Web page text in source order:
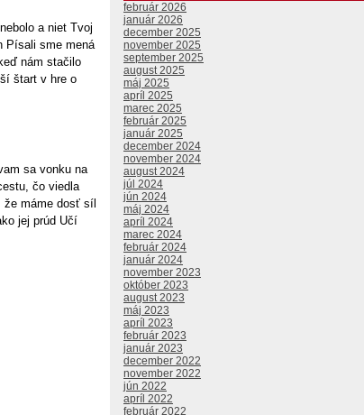
a niet Tvoj
Písali sme mená
nám stačilo
štart v hre o
sa vonku na
čo viedla
že máme dosť síl
jej prúd Učí
február 2026
január 2026
december 2025
november 2025
september 2025
august 2025
máj 2025
apríl 2025
marec 2025
február 2025
január 2025
december 2024
november 2024
august 2024
júl 2024
jún 2024
máj 2024
apríl 2024
marec 2024
február 2024
január 2024
november 2023
október 2023
august 2023
máj 2023
apríl 2023
február 2023
január 2023
december 2022
november 2022
jún 2022
apríl 2022
február 2022